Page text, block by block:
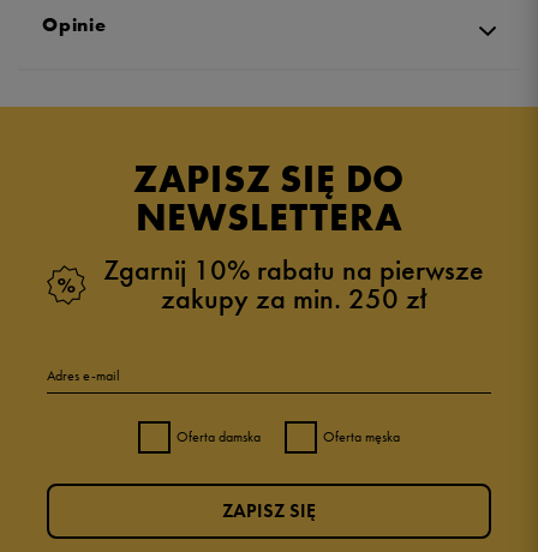
Opinie
ZAPISZ SIĘ DO
NEWSLETTERA
Zgarnij 10% rabatu na pierwsze
zakupy za min. 250 zł
Adres e-mail
Oferta damska Oferta męska
ZAPISZ SIĘ